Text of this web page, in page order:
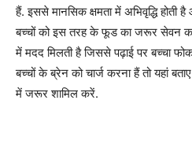
हैं. इससे मानसिक क्षमता में अभिवृद्धि होती है
बच्चों को इस तरह के फूड का जरूर सेवन
में मदद मिलती है जिससे पढ़ाई पर बच्चा
बच्चों के ब्रेन को चार्ज करना हैं तो यहां
में जरूर शामिल करें.